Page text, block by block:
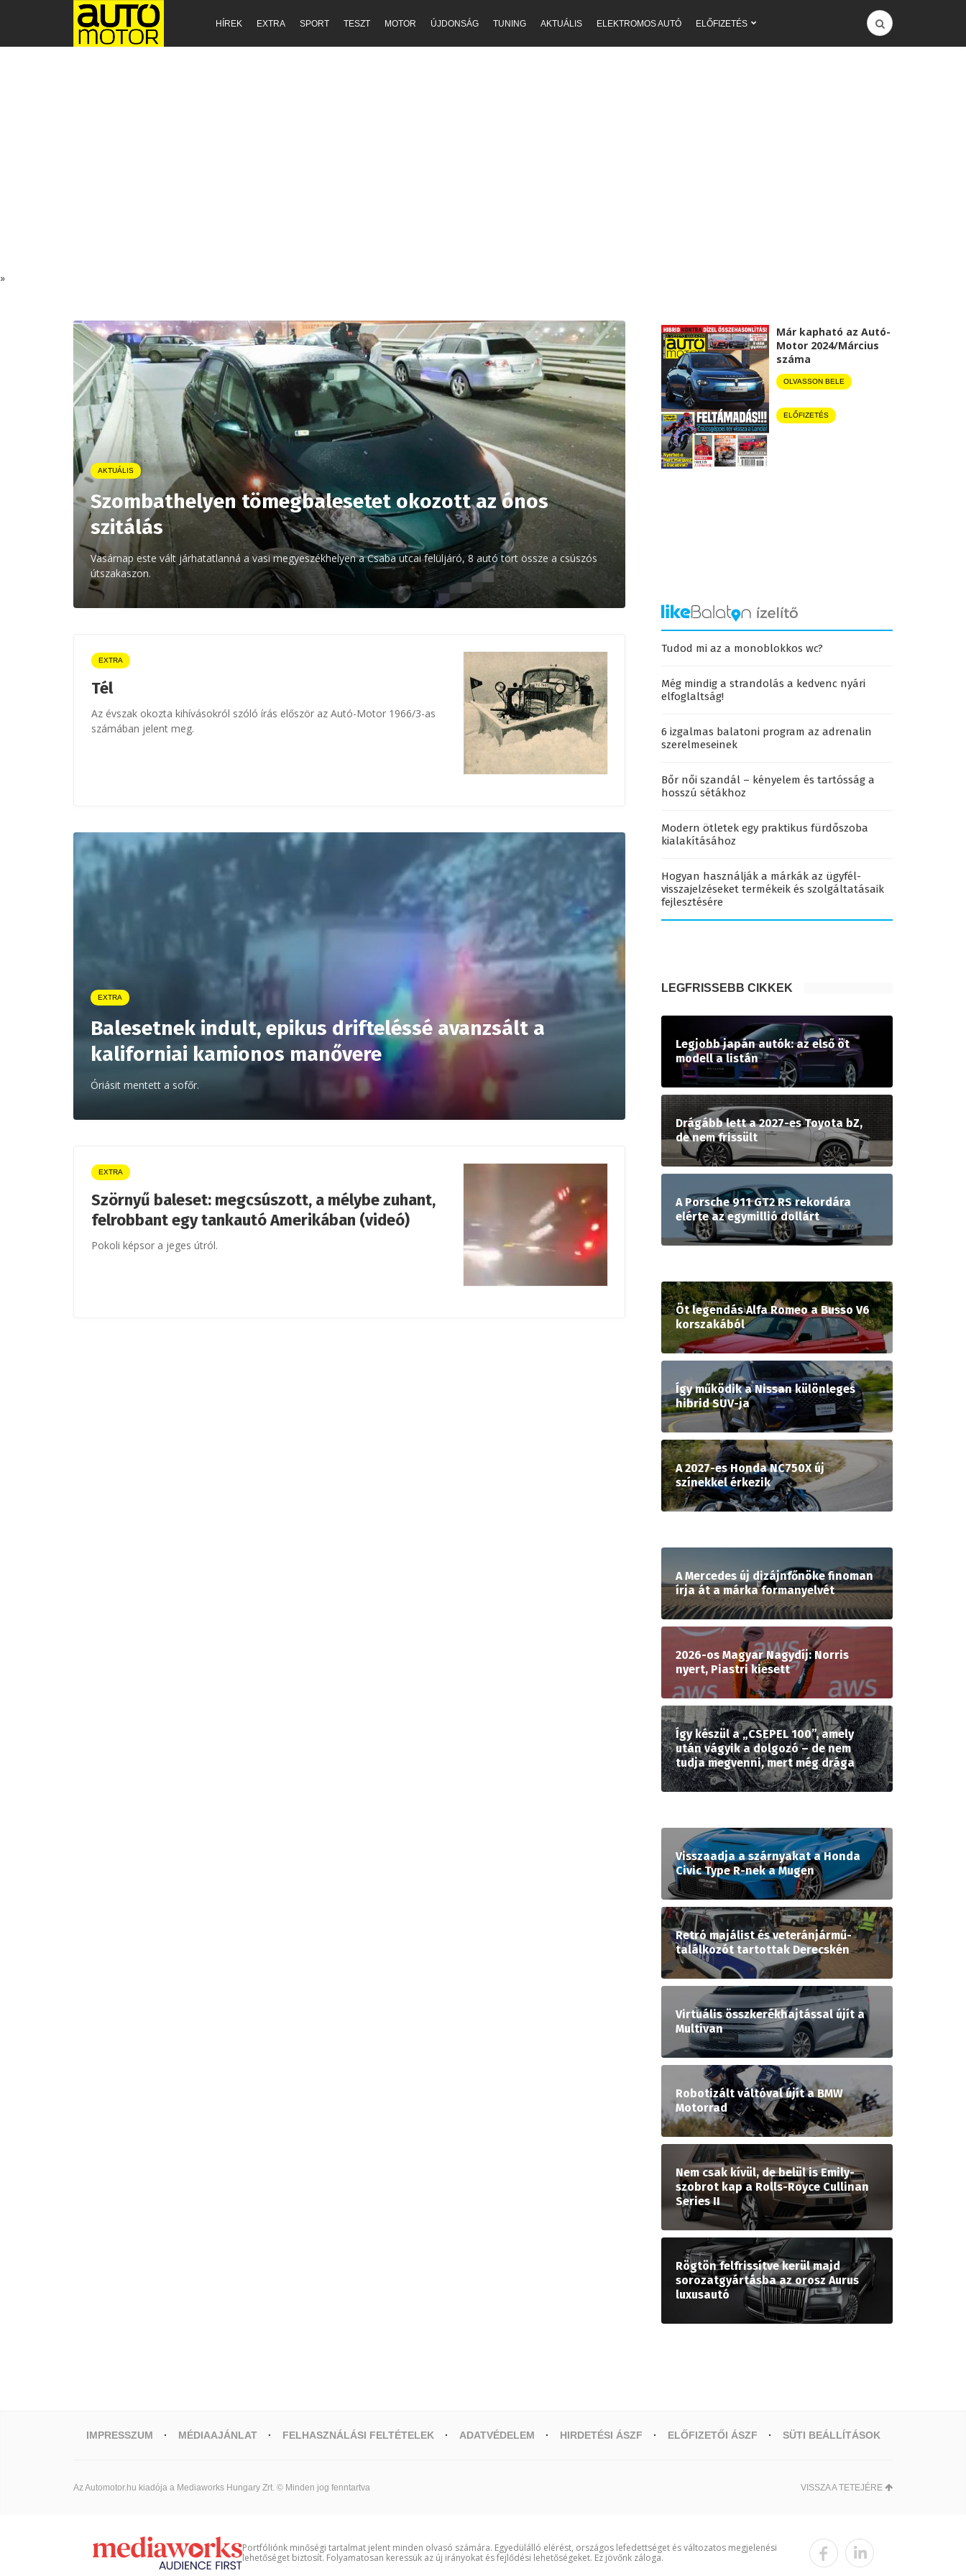
HÍREK EXTRA SPORT TESZT MOTOR ÚJDONSÁG TUNING AKTUÁLIS ELEKTROMOS AUTÓ ELŐFIZETÉS
»
AKTUÁLIS
Szombathelyen tömegbalesetet okozott az ónos
szitálás
Vasárnap este vált járhatatlanná a vasi megyeszékhelyen a Csaba utcai felüljáró, 8 autó tört össze a csúszós
útszakaszon.
EXTRA
Tél
Az évszak okozta kihívásokról szóló írás először az Autó-Motor 1966/3-as
számában jelent meg.
EXTRA
Balesetnek indult, epikus drifteléssé avanzsált a
kaliforniai kamionos manővere
Óriásit mentett a sofőr.
EXTRA
Szörnyű baleset: megcsúszott, a mélybe zuhant,
felrobbant egy tankautó Amerikában (videó)
Pokoli képsor a jeges útról.
Már kapható az Autó-
Motor 2024/Március
száma
OLVASSON BELE
ELŐFIZETÉS
Tudod mi az a monoblokkos wc?
Még mindig a strandolás a kedvenc nyári
elfoglaltság!
6 izgalmas balatoni program az adrenalin
szerelmeseinek
Bőr női szandál – kényelem és tartósság a
hosszú sétákhoz
Modern ötletek egy praktikus fürdőszoba
kialakításához
Hogyan használják a márkák az ügyfél-
visszajelzéseket termékeik és szolgáltatásaik
fejlesztésére
LEGFRISSEBB CIKKEK
Legjobb japán autók: az első öt
modell a listán
Drágább lett a 2027-es Toyota bZ,
de nem frissült
A Porsche 911 GT2 RS rekordára
elérte az egymillió dollárt
Öt legendás Alfa Romeo a Busso V6
korszakából
Így működik a Nissan különleges
hibrid SUV-ja
A 2027-es Honda NC750X új
színekkel érkezik
A Mercedes új dizájnfőnöke finoman
írja át a márka formanyelvét
2026-os Magyar Nagydíj: Norris
nyert, Piastri kiesett
Így készül a „CSEPEL 100”, amely
után vágyik a dolgozó – de nem
tudja megvenni, mert még drága
Visszaadja a szárnyakat a Honda
Civic Type R-nek a Mugen
Retró majálist és veteránjármű-
találkozót tartottak Derecskén
Virtuális összkerékhajtással újít a
Multivan
Robotizált váltóval újít a BMW
Motorrad
Nem csak kívül, de belül is Emily-
szobrot kap a Rolls-Royce Cullinan
Series II
Rögtön felfrissítve kerül majd
sorozatgyártásba az orosz Aurus
luxusautó
IMPRESSZUM MÉDIAAJÁNLAT FELHASZNÁLÁSI FELTÉTELEK ADATVÉDELEM HIRDETÉSI ÁSZF ELŐFIZETŐI ÁSZF SÜTI BEÁLLÍTÁSOK
Az Automotor.hu kiadója a Mediaworks Hungary Zrt. © Minden jog fenntartva VISSZA A TETEJÉRE
Portfóliónk minőségi tartalmat jelent minden olvasó számára. Egyedülálló elérést, országos lefedettséget és változatos megjelenési
lehetőséget biztosít. Folyamatosan keressük az új irányokat és fejlődési lehetőségeket. Ez jövőnk záloga.